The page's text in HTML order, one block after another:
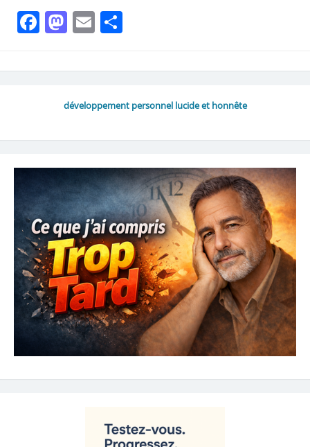
Facebook
Mastodon
Email
développement personnel lucide et honnête